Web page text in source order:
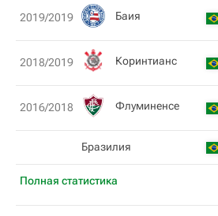
Полная статистика
2019/2019 Баия
2018/2019 Коринтианс
2016/2018 Флуминенсе
Бразилия